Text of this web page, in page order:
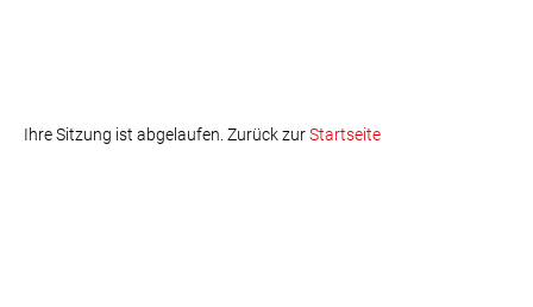
Ihre Sitzung ist abgelaufen. Zurück zurStartseite